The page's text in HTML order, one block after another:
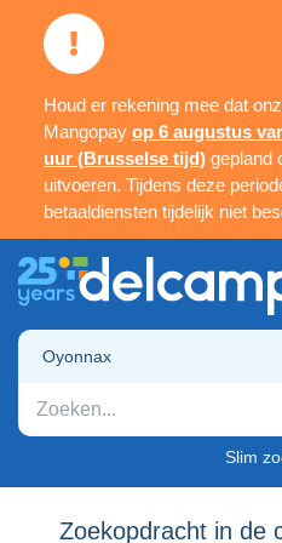
Houd er rekening mee dat
Mangopay op 6 augustus
uur (Brusselse tijd) gepland
uitvoeren. Tijdens deze
betaaldiensten tijdelijk niet
Oyonnax
Slim
Zoekopdracht in de